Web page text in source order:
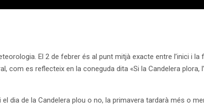
El 2 de febrer és al punt mitjà exacte entre l’inici i la
es reflecteix en la coneguda dita «Si la Candelera plora,
dia de la Candelera plou o no, la primavera tardarà més o